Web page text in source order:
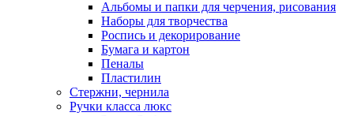
Альбомы и папки для черчения, рисования
Наборы для творчества
Роспись и декорирование
Бумага и картон
Пеналы
Пластилин
Стержни, чернила
Ручки класса люкс